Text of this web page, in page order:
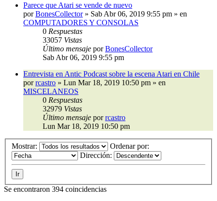
Parece que Atari se vende de nuevo
porBonesCollector» Sab Abr 06, 2019 9:55 pm » en
COMPUTADORES Y CONSOLAS
0 Respuestas
33057 Vistas
Último mensaje porBonesCollector
Sab Abr 06, 2019 9:55 pm
Entrevista en Antic Podcast sobre la escena Atari en Chile
porrcastro » Lun Mar 18, 2019 10:50 pm » en
MISCELANEOS
0 Respuestas
32979 Vistas
Último mensaje porrcastro
Lun Mar 18, 2019 10:50 pm
Mostrar:
Ordenar por:
Dirección:
Se encontraron 394 coincidencias